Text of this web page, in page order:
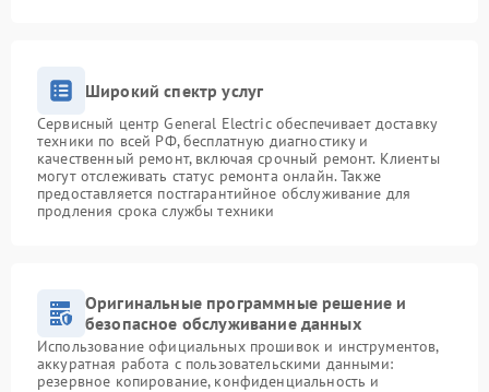
Широкий спектр услуг
Сервисный центр General Electric обеспечивает доставку
техники по всей РФ, бесплатную диагностику и
качественный ремонт, включая срочный ремонт. Клиенты
могут отслеживать статус ремонта онлайн. Также
предоставляется постгарантийное обслуживание для
продления срока службы техники
Оригинальные программные решение и
безопасное обслуживание данных
Использование официальных прошивок и инструментов,
аккуратная работа с пользовательскими данными:
резервное копирование, конфиденциальность и